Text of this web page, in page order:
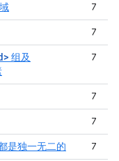
7
7
组及 7
7
7
是独一无二的
7